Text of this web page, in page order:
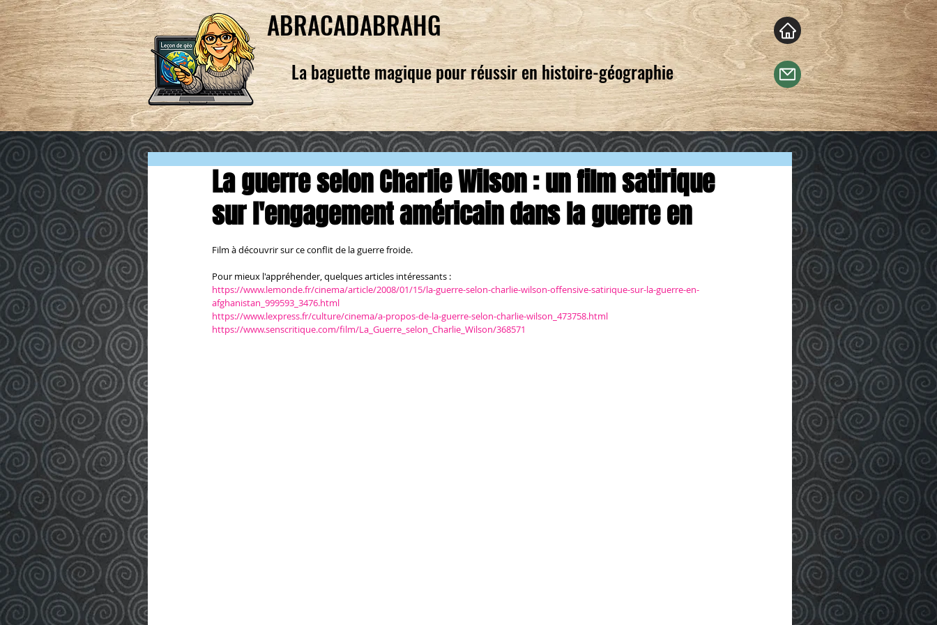
ABRACADABRAHG
La baguette magique pour réussir en histoire-géographie
La guerre selon Charlie Wilson : un film satirique
sur l'engagement américain dans la guerre en
Film à découvrir sur ce conflit de la guerre froide.
Pour mieux l'appréhender, quelques articles intéressants :
https://www.lemonde.fr/cinema/article/2008/01/15/la-guerre-selon-charlie-wilson-offensive-satirique-sur-la-guerre-en-
afghanistan_999593_3476.html
https://www.lexpress.fr/culture/cinema/a-propos-de-la-guerre-selon-charlie-wilson_473758.html
https://www.senscritique.com/film/La_Guerre_selon_Charlie_Wilson/368571